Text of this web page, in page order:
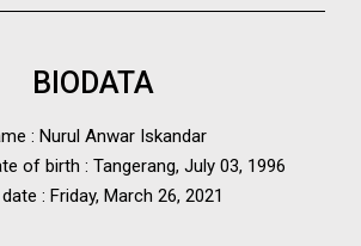
BIODATA
: Nurul Anwar Iskandar
of birth : Tangerang, July 03, 1996
: Friday, March 26, 2021